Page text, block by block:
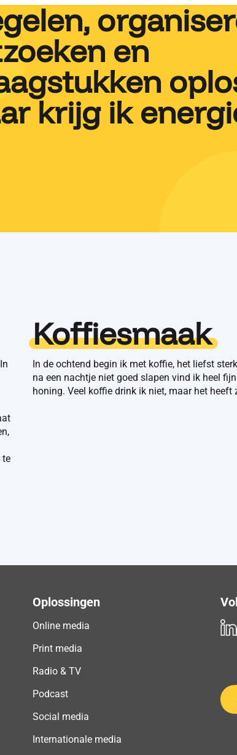
en
krijg ik
te
Koffiesmaak
In de ochtend begin ik met koffie, het liefst
na een nachtje niet goed slapen vind ik heel
honing. Veel koffie drink ik niet, maar het heeft
Oplossingen
Online media
Print media
Radio & TV
Podcast
Social media
Internationale media